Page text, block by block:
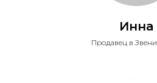
Инна
Продавец в